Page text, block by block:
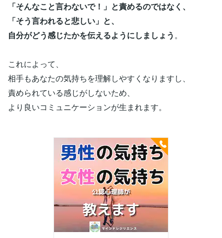
「そんなこと言わないで！」と責めるのではなく、
「そう言われると悲しい」と、
自分がどう感じたかを伝えるようにしましょう。
これによって、
相手もあなたの気持ちを理解しやすくなりますし、
責められている感じがしないため、
より良いコミュニケーションが生まれます。